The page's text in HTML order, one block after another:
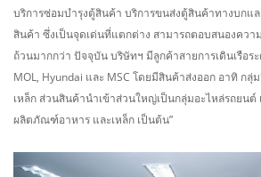
บริการซ่อมบำรุงตู้สินค้า บริการขนส่งตู้สินค้าทางบกแ
สินค้า ซึ่งเป็นจุดเด่นที่แตกต่าง สามารถตอบสนองควา
ถ้วนมากกว่า ปัจจุบัน บริษัทฯ มีลูกค้าสายการเดินเรือระ
MOL, Hyundai และ MSC โดยมีสินค้าส่งออก อาทิ ก
เหล็ก ส่วนสินค้านำเข้าส่วนใหญ่เป็นกลุ่มอะไหล่รถยนต์
ผลิตภัณฑ์อาหาร และเหล็ก เป็นต้น”